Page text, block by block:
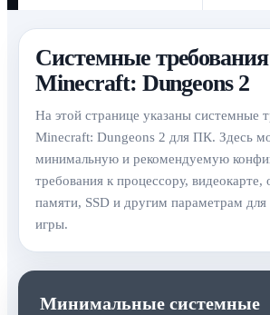
Системные требования
Minecraft: Dungeons 2
На этой странице указаны системные
Minecraft: Dungeons 2 для ПК. Здесь
минимальную и рекомендуемую
требования к процессору, видеокарте,
памяти, SSD и другим параметрам
игры.
Минимальные системные